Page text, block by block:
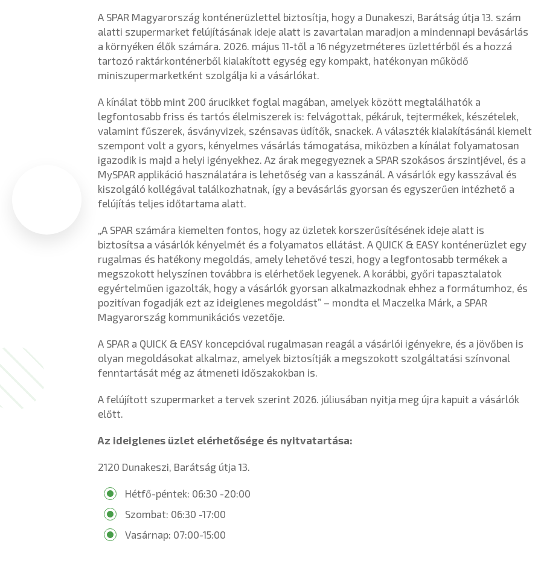
A SPAR Magyarország konténerüzlettel biztosítja, hogy a Dunakeszi, Barátság útja 13. szám
alatti szupermarket felújításának ideje alatt is zavartalan maradjon a mindennapi bevásárlás
a környéken élők számára. 2026. május 11-től a 16 négyzetméteres üzlettérből és a hozzá
tartozó raktárkonténerből kialakított egység egy kompakt, hatékonyan működő
miniszupermarketként szolgálja ki a vásárlókat.
A kínálat több mint 200 árucikket foglal magában, amelyek között megtalálhatók a
legfontosabb friss és tartós élelmiszerek is: felvágottak, pékáruk, tejtermékek, készételek,
valamint fűszerek, ásványvizek, szénsavas üdítők, snackek. A választék kialakításánál kiemelt
szempont volt a gyors, kényelmes vásárlás támogatása, miközben a kínálat folyamatosan
igazodik is majd a helyi igényekhez. Az árak megegyeznek a SPAR szokásos árszintjével, és a
MySPAR applikáció használatára is lehetőség van a kasszánál. A vásárlók egy kasszával és
kiszolgáló kollégával találkozhatnak, így a bevásárlás gyorsan és egyszerűen intézhető a
felújítás teljes időtartama alatt.
„A SPAR számára kiemelten fontos, hogy az üzletek korszerűsítésének ideje alatt is
biztosítsa a vásárlók kényelmét és a folyamatos ellátást. A QUICK & EASY konténerüzlet egy
rugalmas és hatékony megoldás, amely lehetővé teszi, hogy a legfontosabb termékek a
megszokott helyszínen továbbra is elérhetőek legyenek. A korábbi, győri tapasztalatok
egyértelműen igazolták, hogy a vásárlók gyorsan alkalmazkodnak ehhez a formátumhoz, és
pozitívan fogadják ezt az ideiglenes megoldást” – mondta el Maczelka Márk, a SPAR
Magyarország kommunikációs vezetője.
A SPAR a QUICK & EASY koncepcióval rugalmasan reagál a vásárlói igényekre, és a jövőben is
olyan megoldásokat alkalmaz, amelyek biztosítják a megszokott szolgáltatási színvonal
fenntartását még az átmeneti időszakokban is.
A felújított szupermarket a tervek szerint 2026. júliusában nyitja meg újra kapuit a vásárlók
előtt.
Az ideiglenes üzlet elérhetősége és nyitvatartása:
2120 Dunakeszi, Barátság útja 13.
Hétfő-péntek: 06:30 -20:00
Szombat: 06:30 -17:00
Vasárnap: 07:00-15:00